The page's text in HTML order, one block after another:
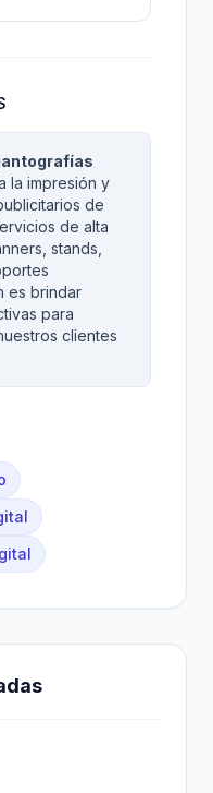
la impresión y
de
de alta
stands,
es brindar
para
clientes